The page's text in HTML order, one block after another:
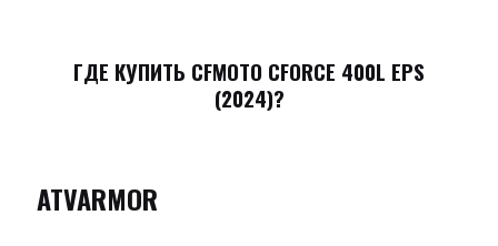
ГДЕ КУПИТЬ CFMOTO CFORCE 400L EPS
(2024)?
ATVARMOR